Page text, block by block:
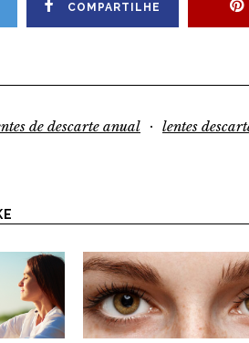
COMPARTILHE
de descarte anual · lentes